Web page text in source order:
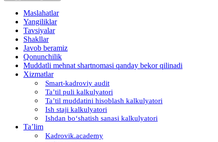
Maslahatlar
Yangiliklar
Tavsiyalar
Shakllar
Javob beramiz
Qonunchilik
Muddatli mehnat shartnomasi qanday bekor qilinadi
Xizmatlar
Smart-kadroviy audit
Ta’til puli kalkulyatori
Ta’til muddatini hisoblash kalkulyatori
Ish staji kalkulyatori
Ishdan boʻshatish sanasi kalkulyatori
Ta’lim
Kadrovik.academy